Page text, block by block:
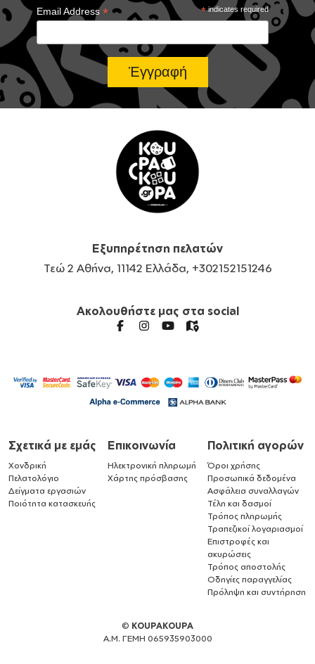
*indicates required
Email Address*
Εξυπηρέτηση πελατών
Τεώ 2 Αθήνα, 11142 Ελλάδα, +302152151246
Ακολουθήστε μας στα social
Σχετικά με εμάς
Χονδρική
Πελατολόγιο
Δείγματα εργασιών
Ποιότητα κατασκευής
Επικοινωνία
Ηλεκτρονική πληρωμή
Χάρτης πρόσβασης
Πολιτική αγορών
Όροι χρήσης
Προσωπικά δεδομένα
Ασφάλεια συναλλαγών
Τέλη και δασμοί
Τρόπος πληρωμής
Τραπεζικοί λογαριασμοί
Επιστροφές και
ακυρώσεις
Τρόπος αποστολής
Οδηγίες παραγγελίας
Πρόληψη και συντήρηση
© KOUPAKOUPA
Α.Μ. ΓΕΜΗ 065935903000